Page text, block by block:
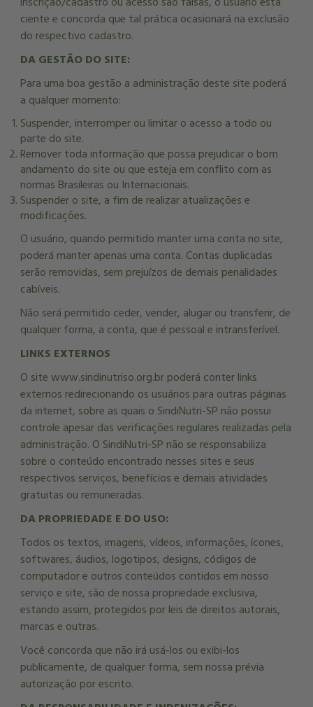
ciente e concorda que tal prática ocasionará na exclusão
do respectivo cadastro.
DA GESTÃO DO SITE:
Para uma boa gestão a administração deste site poderá
a qualquer momento:
Suspender, interromper ou limitar o acesso a todo ou
parte do site.
Remover toda informação que possa prejudicar o bom
andamento do site ou que esteja em conflito com as
normas Brasileiras ou Internacionais.
Suspender o site, a fim de realizar atualizações e
modificações.
O usuário, quando permitido manter uma conta no site,
poderá manter apenas uma conta. Contas duplicadas
serão removidas, sem prejuízos de demais penalidades
cabíveis.
Não será permitido ceder, vender, alugar ou transferir, de
qualquer forma, a conta, que é pessoal e intransferível.
LINKS EXTERNOS
O site www.sindinutriso.org.br poderá conter links
externos redirecionando os usuários para outras páginas
da internet, sobre as quais o SindiNutri-SP não possui
controle apesar das verificações regulares realizadas pela
administração. O SindiNutri-SP não se responsabiliza
sobre o conteúdo encontrado nesses sites e seus
respectivos serviços, benefícios e demais atividades
gratuitas ou remuneradas.
DA PROPRIEDADE E DO USO:
Todos os textos, imagens, vídeos, informações, ícones,
softwares, áudios, logotipos, designs, códigos de
computador e outros conteúdos contidos em nosso
serviço e site, são de nossa propriedade exclusiva,
estando assim, protegidos por leis de direitos autorais,
marcas e outras.
Você concorda que não irá usá-los ou exibi-los
publicamente, de qualquer forma, sem nossa prévia
autorização por escrito.